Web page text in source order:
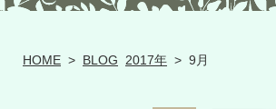
HOME > BLOG 2017年 > 9月